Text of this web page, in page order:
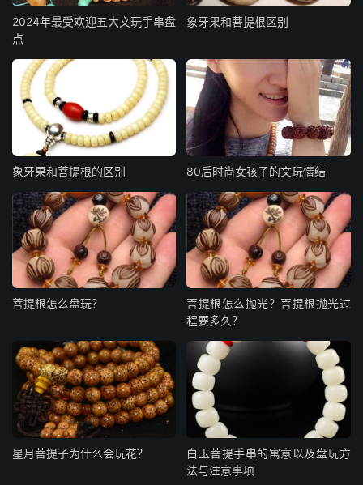
2024年最受欢迎五大文玩手串盘
点
象牙果和菩提根区别
象牙果和菩提根的区别 80后时尚女孩子的文玩情结
菩提根怎么盘玩？
菩提根怎么抛光？菩提根抛光过
程要多久？
星月菩提子为什么会玩花？
白玉菩提手串的寓意以及盘玩方
法与注意事项